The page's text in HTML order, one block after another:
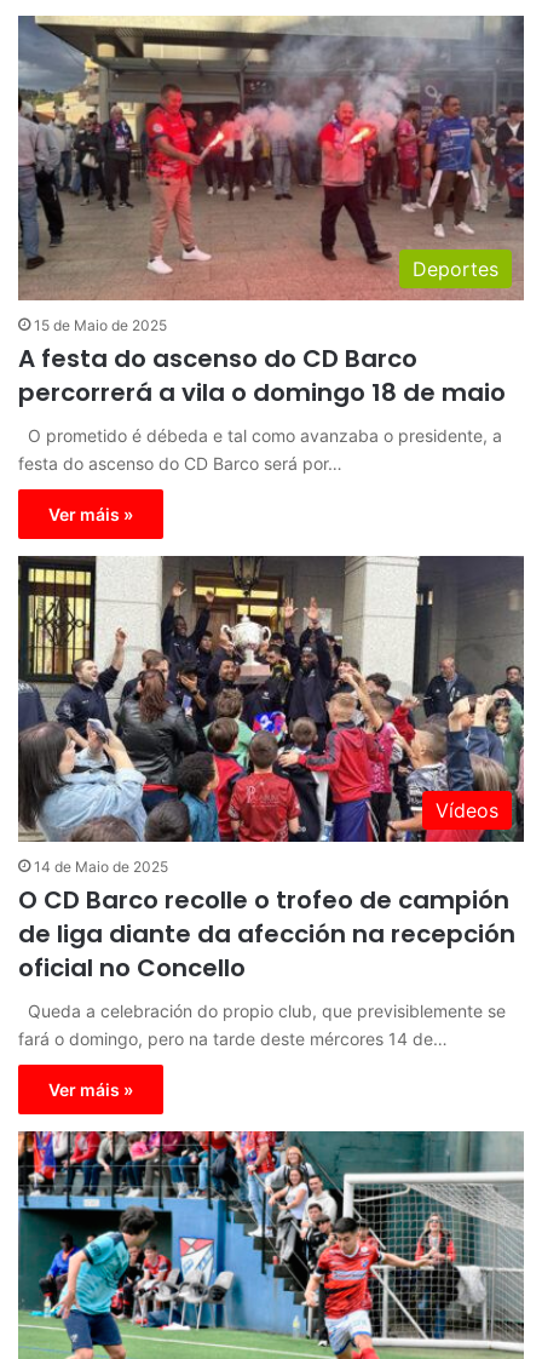
Deportes
15 de Maio de 2025
A festa do ascenso do CD Barco
percorrerá a vila o domingo 18 de maio
O prometido é débeda e tal como avanzaba o presidente, a
festa do ascenso do CD Barco será por…
Ver máis »
Vídeos
14 de Maio de 2025
O CD Barco recolle o trofeo de campión
de liga diante da afección na recepción
oficial no Concello
Queda a celebración do propio club, que previsiblemente se
fará o domingo, pero na tarde deste mércores 14 de…
Ver máis »